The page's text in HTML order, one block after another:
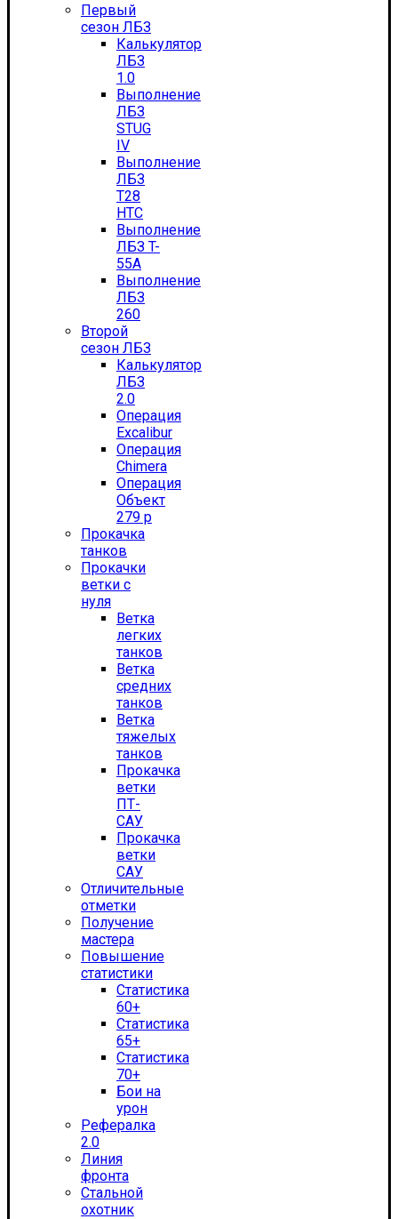
Первый
сезон ЛБЗ
Калькулятор
ЛБЗ
1.0
Выполнение
ЛБЗ
STUG
IV
Выполнение
ЛБЗ
T28
HTC
Выполнение
ЛБЗ T-
55А
Выполнение
ЛБЗ
260
Второй
сезон ЛБЗ
Калькулятор
ЛБЗ
2.0
Операция
Excalibur
Операция
Chimera
Операция
Объект
279 р
Прокачка
танков
Прокачки
ветки с
нуля
Ветка
легких
танков
Ветка
средних
танков
Ветка
тяжелых
танков
Прокачка
ветки
ПТ-
САУ
Прокачка
ветки
САУ
Отличительные
отметки
Получение
мастера
Повышение
статистики
Статистика
60+
Статистика
65+
Статистика
70+
Бои на
урон
Рефералка
2.0
Линия
фронта
Стальной
охотник